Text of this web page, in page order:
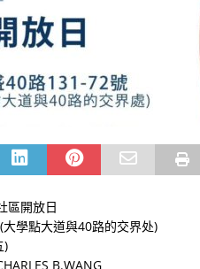
區開放日
學點大道與40路的交界处)
)
B.WANG